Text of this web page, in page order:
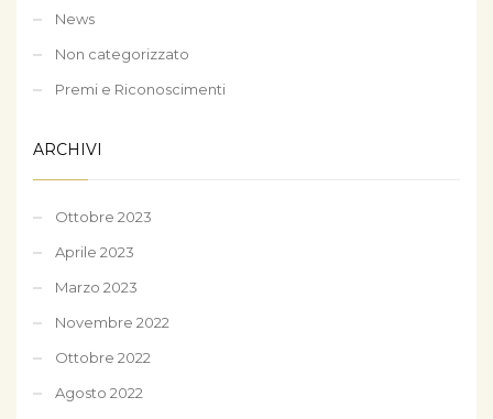
News
Non categorizzato
Premi e Riconoscimenti
ARCHIVI
Ottobre 2023
Aprile 2023
Marzo 2023
Novembre 2022
Ottobre 2022
Agosto 2022